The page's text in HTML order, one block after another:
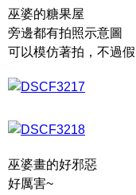
巫婆的糖果屋
旁邊都有拍照示意圖
可以模仿著拍，不過
巫婆畫的好邪惡
好厲害~